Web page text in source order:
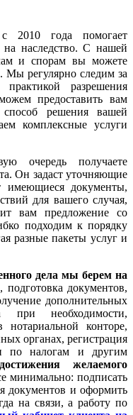
2010 года помогает
наследство. С нашей
и спорам вы можете
Мы регулярно следим за
практикой разрешения
предоставить вам
решения вашей
комплексные услуги
очередь получаете
Он задаст уточняющие
имеющиеся документы,
для вашего случая,
вам предложение со
подходим к порядку
разные пакеты услуг и
дела мы берем на
подготовка документов,
дополнительных
при необходимости,
конторе,
органах, регистрация
по налогам и другим
желаемого
минимально: подписать
документов и оформить
на связи, а работу по